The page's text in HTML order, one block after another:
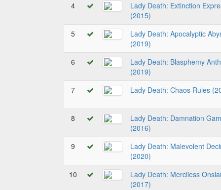
4
Lady Death: Extinction
(2015)
5
Lady Death: Apocalyptic
(2019)
6
Lady Death: Blasphemy
(2019)
7
Lady Death: Chaos Rules
8
Lady Death: Damnation
(2016)
9
Lady Death: Malevolent
(2020)
10
Lady Death: Merciless
(2017)